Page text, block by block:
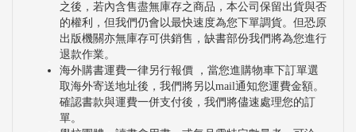
之後，若內含售盡無庫存之商品，本公司保留出貨與否
的權利，但我們仍會以最快速度為您下單調貨。但恐原
出版機關亦無庫存可供銷售，缺書部份我們將為您進行
退款作業。
海外購書運費一律另行報價 ，當您進購物車下訂單選
取海外寄送地址後，我們將另以mail通知您運費金額。
確認書款與運費一併支付後，我們將儘速處理您的訂
單。